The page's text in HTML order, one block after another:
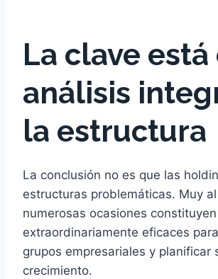
La clave está
análisis
la estructura
La conclusión no es que las
estructuras problemáticas. Muy
numerosas ocasiones
extraordinariamente eficaces
grupos empresariales y planificar
crecimiento.